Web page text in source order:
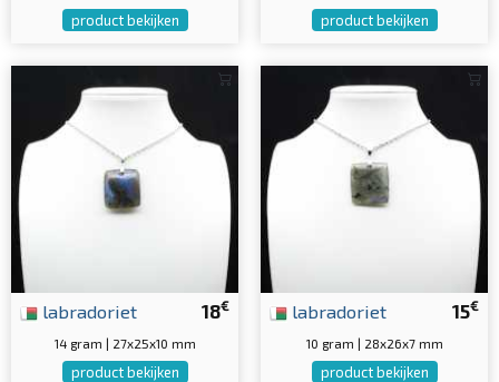
product bekijken product bekijken
18€
labradoriet
14 gram | 27x25x10 mm
product bekijken
15€
labradoriet
10 gram | 28x26x7 mm
product bekijken